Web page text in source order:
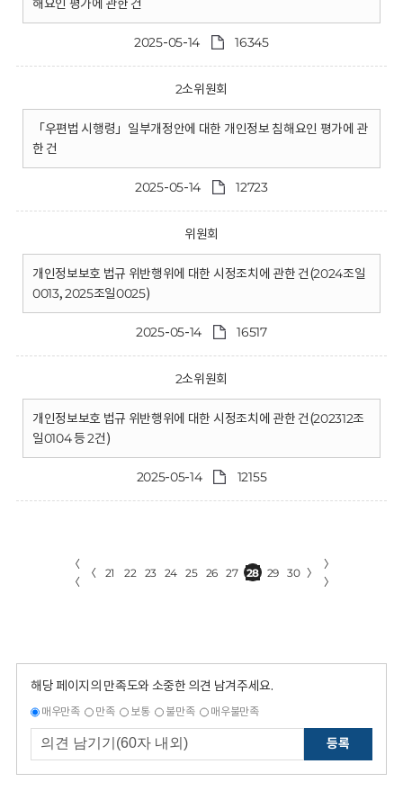
해요인 평가에 관한 건
2025-05-14 16345
2소위원회
「우편법 시행령」일부개정안에 대한 개인정보 침해요인 평가에 관
한 건
2025-05-14 12723
위원회
개인정보보호 법규 위반행위에 대한 시정조치에 관한 건(2024조일
0013, 2025조일0025)
2025-05-14 16517
2소위원회
개인정보보호 법규 위반행위에 대한 시정조치에 관한 건(202312조
일0104 등 2건)
2025-05-14 12155
〈
〈
〈 21 22 23 24 25 26 27 28 29 30 〉
〉
〉
해당 페이지의 만족도와 소중한 의견 남겨주세요.
매우만족 만족 보통 불만족 매우불만족
등록